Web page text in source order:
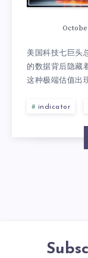
美国科技七巨头
的数据背后隐藏
这种极端估值出
indicator